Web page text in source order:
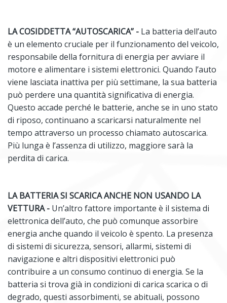
LA COSIDDETTA “AUTOSCARICA” - La batteria dell’auto
è un elemento cruciale per il funzionamento del veicolo,
responsabile della fornitura di energia per avviare il
motore e alimentare i sistemi elettronici. Quando l’auto
viene lasciata inattiva per più settimane, la sua batteria
può perdere una quantità significativa di energia.
Questo accade perché le batterie, anche se in uno stato
di riposo, continuano a scaricarsi naturalmente nel
tempo attraverso un processo chiamato autoscarica.
Più lunga è l’assenza di utilizzo, maggiore sarà la
perdita di carica.
LA BATTERIA SI SCARICA ANCHE NON USANDO LA
VETTURA - Un’altro fattore importante è il sistema di
elettronica dell’auto, che può comunque assorbire
energia anche quando il veicolo è spento. La presenza
di sistemi di sicurezza, sensori, allarmi, sistemi di
navigazione e altri dispositivi elettronici può
contribuire a un consumo continuo di energia. Se la
batteria si trova già in condizioni di carica scarica o di
degrado, questi assorbimenti, se abituali, possono